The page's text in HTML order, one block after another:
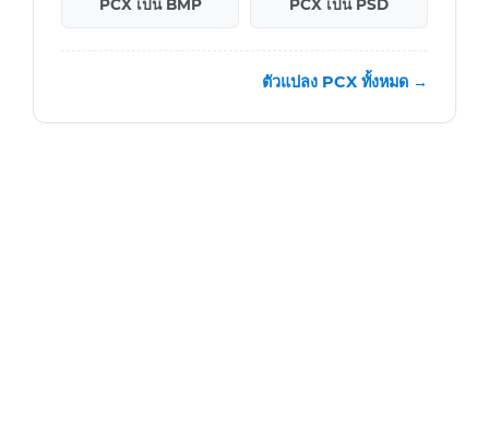
PCX เป็น BMP PCX เป็น PSD
ตัวแปลง PCX ทั้งหมด →